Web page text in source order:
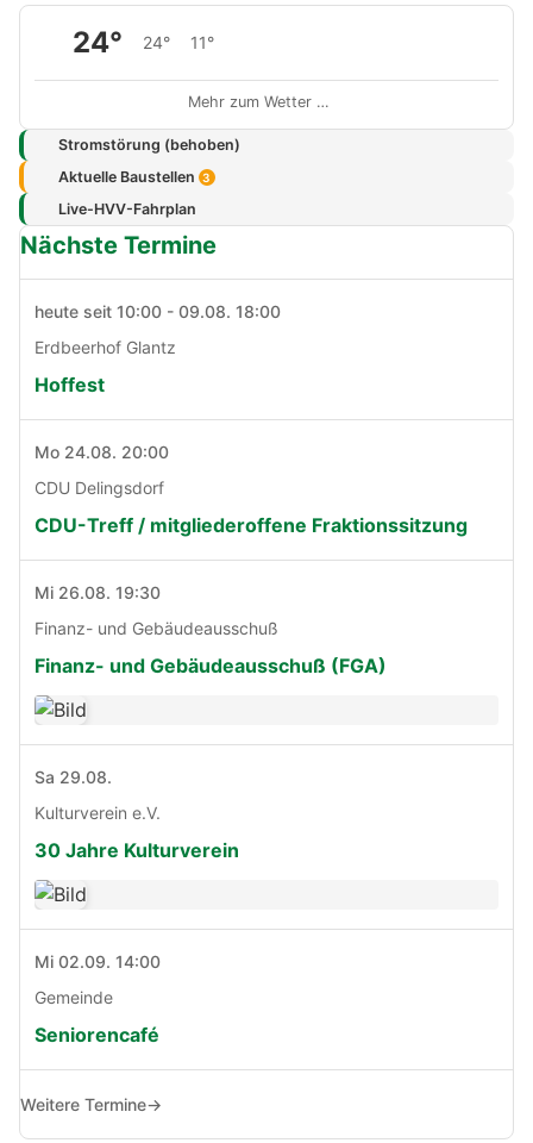
24° 24° 11°
Mehr zum Wetter …
Stromstörung (behoben)
Aktuelle Baustellen 3
Live-HVV-Fahrplan
Nächste Termine
heute seit 10:00 - 09.08. 18:00
Erdbeerhof Glantz
Hoffest
Mo 24.08. 20:00
CDU Delingsdorf
CDU-Treff / mitgliederoffene Fraktionssitzung
Mi 26.08. 19:30
Finanz- und Gebäudeausschuß
Finanz- und Gebäudeausschuß (FGA)
Sa 29.08.
Kulturverein e.V.
30 Jahre Kulturverein
Mi 02.09. 14:00
Gemeinde
Seniorencafé
Weitere Termine→